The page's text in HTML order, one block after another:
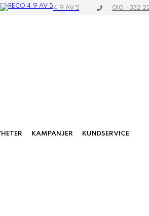
4.9 AV 5 010 - 332
KAMPANJER KUNDSERVICE